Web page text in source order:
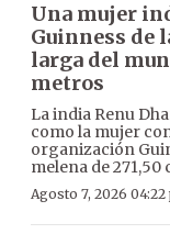
Una mujer
Guinness de
larga del
metros
La india Renu
como la mujer
organización
melena de
Agosto 7, 2026 04:22